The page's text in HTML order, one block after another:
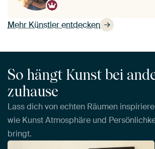
Mehr Künstler entdecken
So hängt Kunst bei
zuhause
Lass dich von echten Räumen
wie Kunst Atmosphäre und
bringt.